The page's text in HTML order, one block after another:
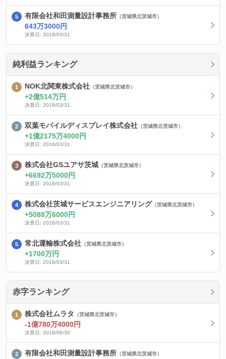
有限会社和田測量設計事務所 （茨城県北茨城市）
643万3000円
決算日: 2018/03/31
純利益ランキング
NOK北関東株式会社 （茨城県北茨城市）
2億514万円
決算日: 2018/03/31
双葉モバイルディスプレイ株式会社 （茨城県北茨城市）
1億2175万4000円
決算日: 2018/03/31
株式会社GSユアサ茨城 （茨城県北茨城市）
6692万5000円
決算日: 2018/03/31
株式会社茨城サービスエンジニアリング （茨城県北茨城市）
5088万6000円
決算日: 2018/03/31
常北運輸株式会社 （茨城県北茨城市）
1700万円
決算日: 2018/03/31
赤字ランキング
株式会社ムラタ （茨城県北茨城市）
-1億780万4000円
決算日: 2018/06/30
有限会社和田測量設計事務所 （茨城県北茨城市）